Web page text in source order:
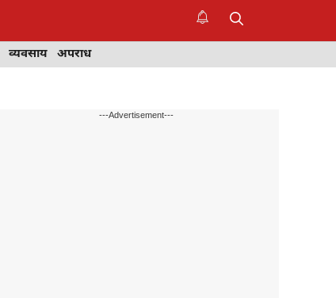
व्यवसाय अपराध
---Advertisement---